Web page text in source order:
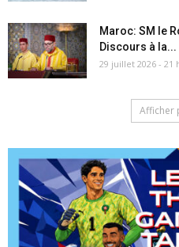
Maroc: SM le
Discours à la...
29 juillet 2026 - 21
Afficher